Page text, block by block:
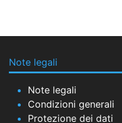
Note legali
Note legali
Condizioni generali
Protezione dei dati